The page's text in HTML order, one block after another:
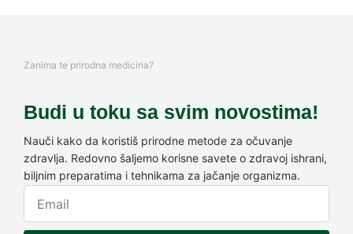
Zanima te prirodna medicina?
Budi u toku sa svim novostima!
Nauči kako da koristiš prirodne metode za očuvanje
zdravlja. Redovno šaljemo korisne savete o zdravoj ishrani,
biljnim preparatima i tehnikama za jačanje organizma.